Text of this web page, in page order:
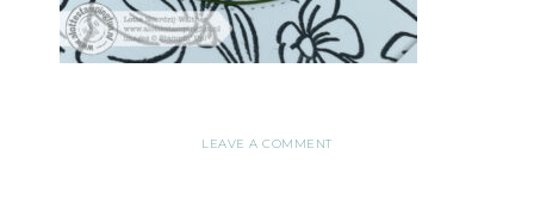
LEAVE A COMMENT